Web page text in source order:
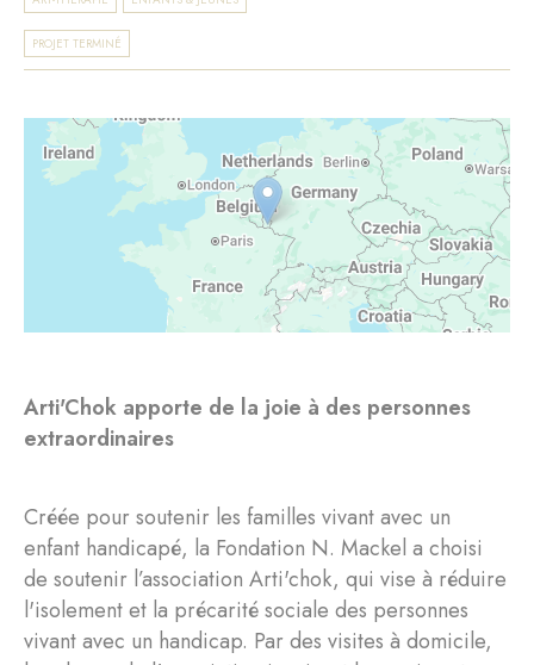
PROJET TERMINÉ
Arti'Chok apporte de la joie à des personnes
extraordinaires
Créée pour soutenir les familles vivant avec un
enfant handicapé, la Fondation N. Mackel a choisi
de soutenir l’association Arti'chok, qui vise à réduire
l'isolement et la précarité sociale des personnes
vivant avec un handicap. Par des visites à domicile,